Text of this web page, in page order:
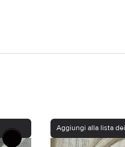
Aggiungi alla lista